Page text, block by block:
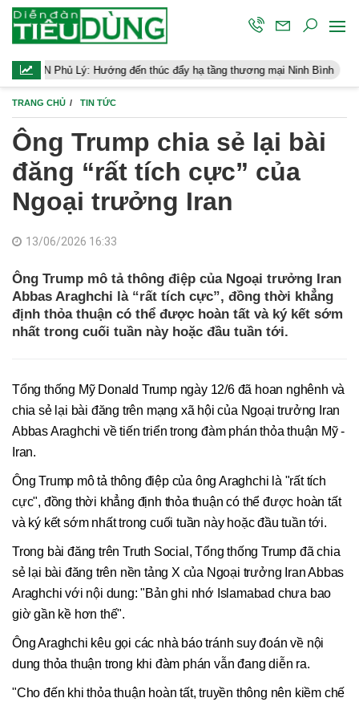
Lý: Hướng đến thúc đẩy hạ tầng thương mại Ninh Bình Điều
TRANG CHỦ TIN TỨC
Ông Trump chia sẻ lại bài
đăng “rất tích cực” của
Ngoại trưởng Iran
13/06/2026 16:33
Ông Trump mô tả thông điệp của Ngoại trưởng Iran
Abbas Araghchi là “rất tích cực”, đồng thời khẳng
định thỏa thuận có thể được hoàn tất và ký kết sớm
nhất trong cuối tuần này hoặc đầu tuần tới.
Tổng thống Mỹ Donald Trump ngày 12/6 đã hoan nghênh và
chia sẻ lại bài đăng trên mạng xã hội của Ngoại trưởng Iran
Abbas Araghchi về tiến triển trong đàm phán thỏa thuận Mỹ -
Iran.
Ông Trump mô tả thông điệp của ông Araghchi là "rất tích
cực", đồng thời khẳng định thỏa thuận có thể được hoàn tất
và ký kết sớm nhất trong cuối tuần này hoặc đầu tuần tới.
Trong bài đăng trên Truth Social, Tổng thống Trump đã chia
sẻ lại bài đăng trên nền tảng X của Ngoại trưởng Iran Abbas
Araghchi với nội dung: "Bản ghi nhớ Islamabad chưa bao
giờ gần kề hơn thế".
Ông Araghchi kêu gọi các nhà báo tránh suy đoán về nội
dung thỏa thuận trong khi đàm phán vẫn đang diễn ra.
"Cho đến khi thỏa thuận hoàn tất, truyền thông nên kiềm chế